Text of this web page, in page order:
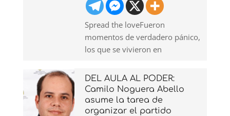
Spread the loveFueron
momentos de verdadero pánico,
los que se vivieron en
DEL AULA AL PODER:
Camilo Noguera Abello
asume la tarea de
organizar el partido